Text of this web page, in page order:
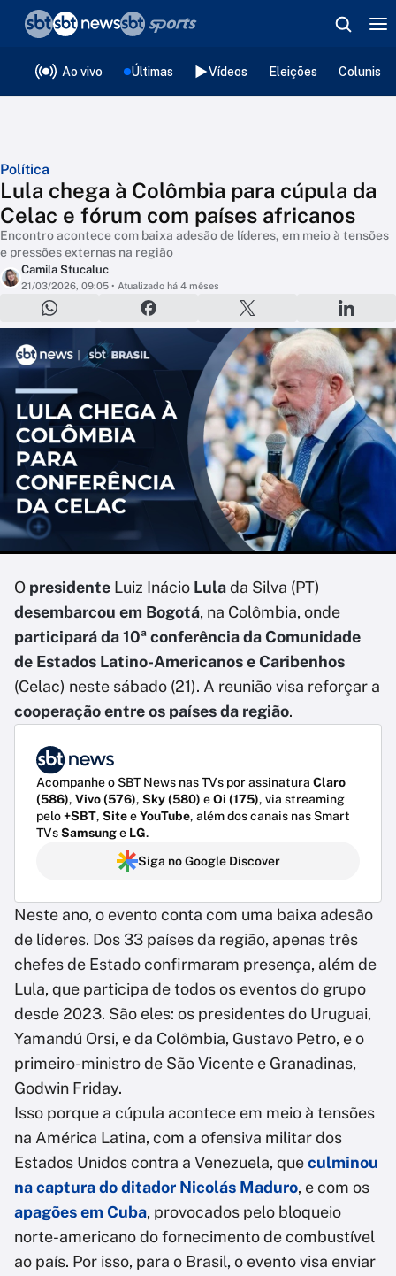
Ao vivo Últimas Vídeos Eleições
Política
Lula chega à Colômbia para cúpula da
Celac e fórum com países africanos
Encontro acontece com baixa adesão de líderes, em meio à tensões
e pressões externas na região
Camila Stucaluc
21/03/2026, 09:05 • Atualizado há 4 mêses
O presidente Luiz Inácio Lulada Silva (PT)
desembarcou em Bogotá, na Colômbia, onde
participará da 10ª conferência da Comunidade
de Estados Latino-Americanos e Caribenhos
(Celac) neste sábado (21). A reunião visa reforçar a
cooperação entre os países da região.
Acompanhe o SBT News nas TVs por assinatura Claro
(586), Vivo (576), Sky (580) eOi (175), via streaming
pelo+SBT, SiteeYouTube, além dos canais nas Smart
TVsSamsunge LG.
Siga no Google Discover
Neste ano, o evento conta com uma baixa adesão
de líderes. Dos 33 países da região, apenas três
chefes de Estado confirmaram presença, além de
Lula, que participa de todos os eventos do grupo
desde 2023. São eles: os presidentes do Uruguai,
Yamandú Orsi, e da Colômbia, Gustavo Petro, e o
primeiro-ministro de São Vicente e Granadinas,
Godwin Friday.
Isso porque a cúpula acontece em meio à tensões
na América Latina, com a ofensiva militar dos
Estados Unidos contra a Venezuela, queculminou
na captura do ditador Nicolás Maduro, e com os
apagões em Cuba, provocados pelo bloqueio
norte-americano do fornecimento de combustível
ao país. Por isso, para o Brasil, o evento visa enviar
❮voltar
Editorias